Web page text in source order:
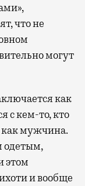
что не
могут
как
с кем-то, кто
как мужчина.
одетым,
этом
и вообще